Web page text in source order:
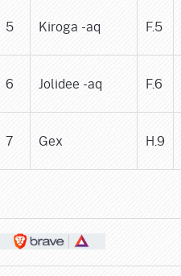
5 Kiroga -aq F.5
6 Jolidee -aq F.6
7 Gex H.9